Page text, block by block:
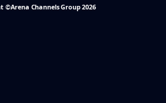
©Arena Channels Group 2026